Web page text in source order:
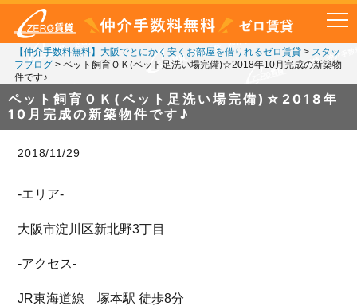
【仲介手数料無料】大阪でとにかく安くお部屋を借りれるゼロ賃貸> スタッ
フブログ> ペット飼育ＯＫ(ペット足洗い場完備)☆2018年10月完成の新築物
件です♪
ペット飼育ＯＫ(ペット足洗い場完備)☆2018年
10月完成の新築物件です♪
2018/11/29
-エリア-
大阪市淀川区新北野3丁目
-アクセス-
JR東海道線 塚本駅 徒歩8分